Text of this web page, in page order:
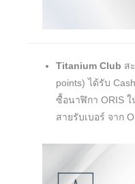
Titanium Club ส
points) ได้รับ
ซื้อนาฬิกา ORIS ใ
สายรับเบอร์ จาก